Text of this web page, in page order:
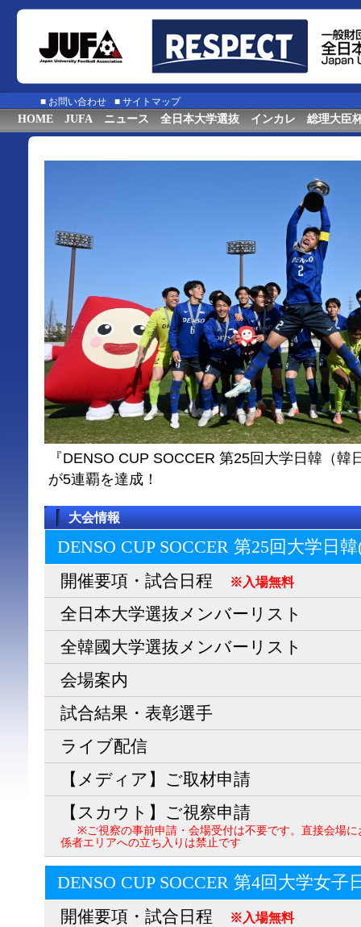
■ お問い合わせ ■ サイトマップ
HOME JUFA ニュース 全日本大学選抜 インカレ 総理大臣
『DENSO CUP SOCCER 第25回大学日韓（
が5連覇を達成！
大会情報
DENSO CUP SOCCER 第25回大学日
開催要項・試合日程 ※入場無料
全日本大学選抜メンバーリスト
全韓國大学選抜メンバーリスト
会場案内
試合結果・表彰選手
ライブ配信
【メディア】ご取材申請
【スカウト】ご視察申請
※ご視察の事前申請・会場受付は不要です。直接会場
係者エリアへの立ち入りは禁止です
DENSO CUP SOCCER 第4回大学女子
開催要項・試合日程 ※入場無料